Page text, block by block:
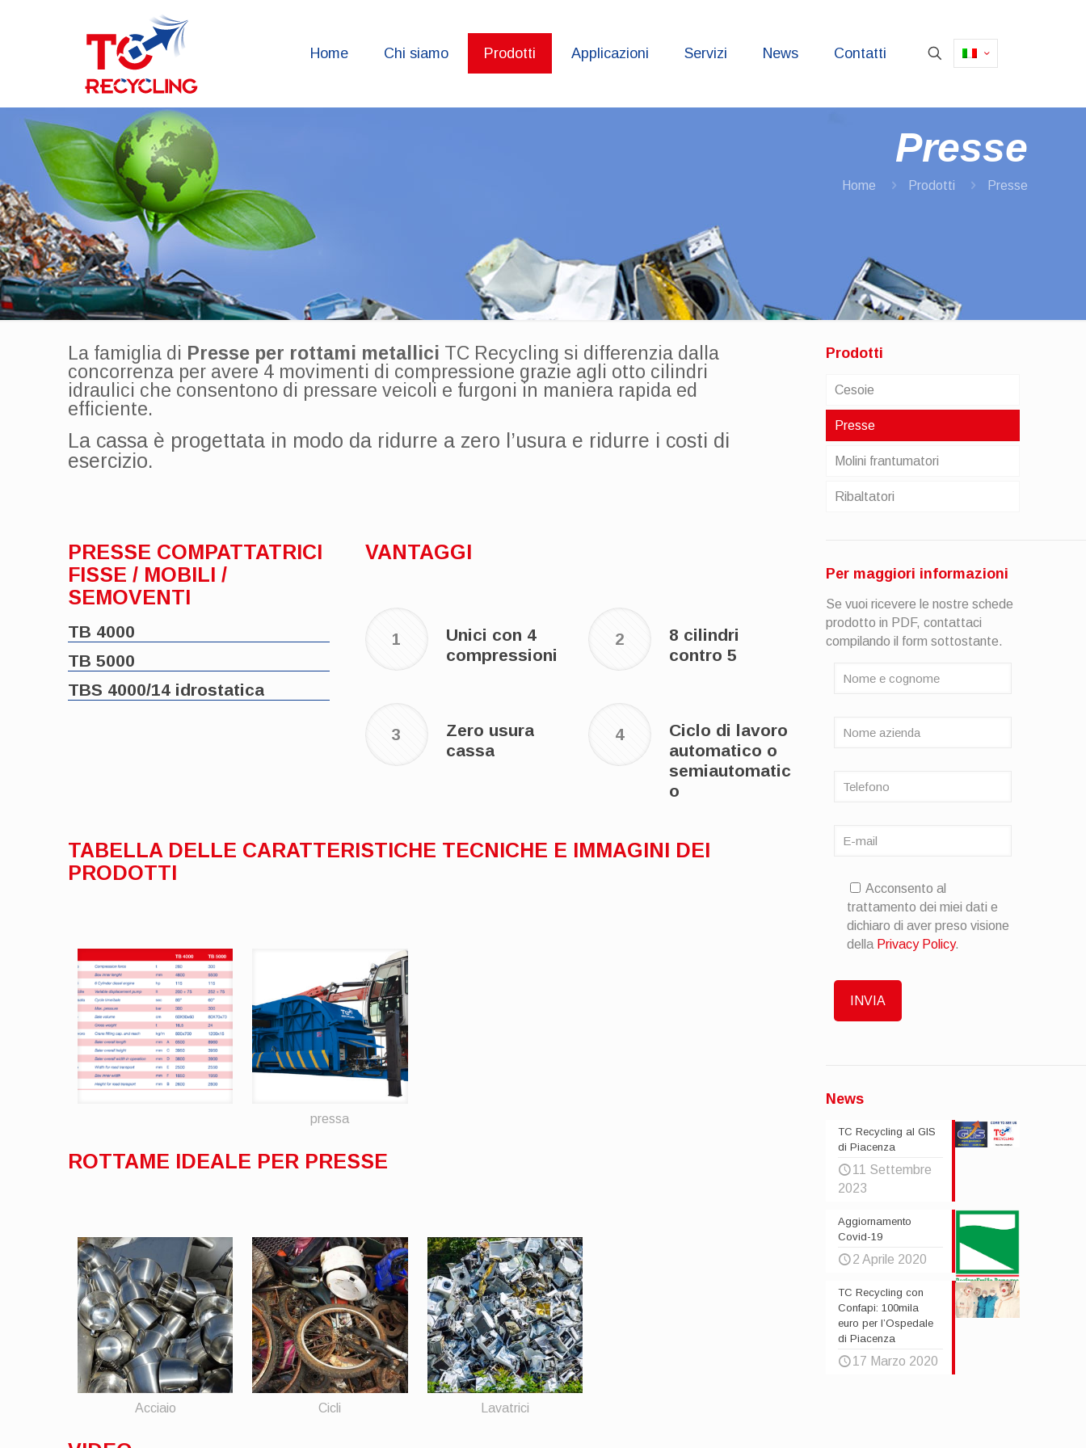
Home Chi siamo Prodotti Applicazioni Servizi News Contatti
Presse
Home Prodotti Presse
La famiglia di Presse per rottami metallici TC Recycling si differenzia dalla
concorrenza per avere 4 movimenti di compressione grazie agli otto cilindri
idraulici che consentono di pressare veicoli e furgoni in maniera rapida ed
efficiente.
La cassa è progettata in modo da ridurre a zero l’usura e ridurre i costi di
esercizio.
PRESSE COMPATTATRICI
FISSE / MOBILI /
SEMOVENTI
TB 4000
TB 5000
TBS 4000/14 idrostatica
VANTAGGI
1
Unici con 4
compressioni
2
8 cilindri
contro 5
3
Zero usura
cassa
4
Ciclo di lavoro
automatico o
semiautomatic
o
TABELLA DELLE CARATTERISTICHE TECNICHE E IMMAGINI DEI
PRODOTTI
pressa
ROTTAME IDEALE PER PRESSE
Acciaio Cicli Lavatrici
Prodotti
Cesoie
Presse
Molini frantumatori
Ribaltatori
Per maggiori informazioni
Se vuoi ricevere le nostre schede
prodotto in PDF, contattaci
compilando il form sottostante.
Acconsento al
trattamento dei miei dati e
dichiaro di aver preso visione
della Privacy Policy.
News
TC Recycling al GIS
di Piacenza
11 Settembre
2023
Aggiornamento
Covid-19
2 Aprile 2020
TC Recycling con
Confapi: 100mila
euro per l’Ospedale
di Piacenza
17 Marzo 2020